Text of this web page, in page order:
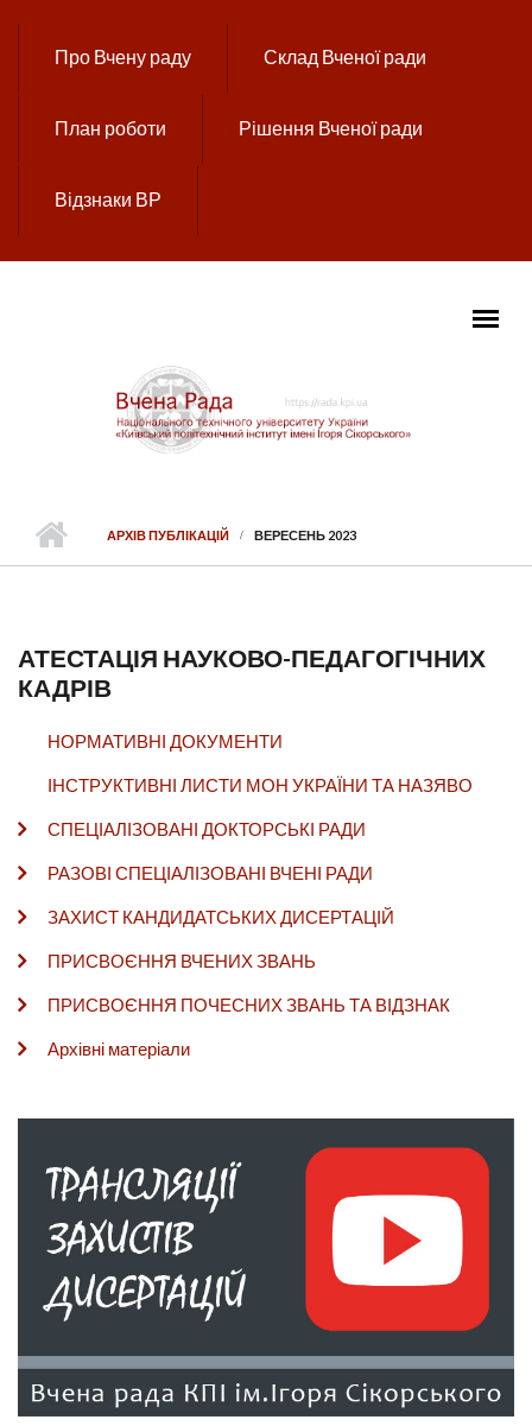
Про Вчену раду Склад Вченої ради
План роботи Рішення Вченої ради
Відзнаки ВР
ГОЛОВНЕ МЕНЮ
АРХІВ ПУБЛІКАЦІЙ ВЕРЕСЕНЬ 2023
АТЕСТАЦІЯ НАУКОВО-ПЕДАГОГІЧНИХ
КАДРІВ
НОРМАТИВНІ ДОКУМЕНТИ
ІНСТРУКТИВНІ ЛИСТИ МОН УКРАЇНИ ТА НАЗЯВО
СПЕЦІАЛІЗОВАНІ ДОКТОРСЬКІ РАДИ
РАЗОВІ СПЕЦІАЛІЗОВАНІ ВЧЕНІ РАДИ
ЗАХИСТ КАНДИДАТСЬКИХ ДИСЕРТАЦІЙ
ПРИСВОЄННЯ ВЧЕНИХ ЗВАНЬ
ПРИСВОЄННЯ ПОЧЕСНИХ ЗВАНЬ ТА ВІДЗНАК
Архівні матеріали